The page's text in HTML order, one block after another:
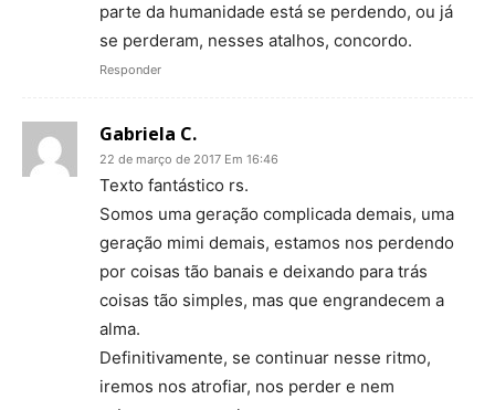
parte da humanidade está se perdendo, ou já
se perderam, nesses atalhos, concordo.
Responder
Gabriela C.
22 de março de 2017 Em 16:46
Texto fantástico rs.
Somos uma geração complicada demais, uma
geração mimi demais, estamos nos perdendo
por coisas tão banais e deixando para trás
coisas tão simples, mas que engrandecem a
alma.
Definitivamente, se continuar nesse ritmo,
iremos nos atrofiar, nos perder e nem